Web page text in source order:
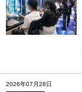
2026年07月28日